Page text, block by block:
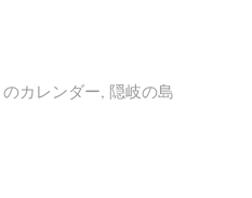
カレンダー, 隠岐の島